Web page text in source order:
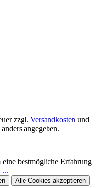
zzgl. Versandkosten und
angegeben.
bestmögliche Erfahrung
...
Alle Cookies akzeptieren